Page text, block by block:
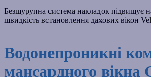
Безшурупна система накладок підвищує
швидкість встановлення дахових вікон
Водонепроникні
мансардного вікна